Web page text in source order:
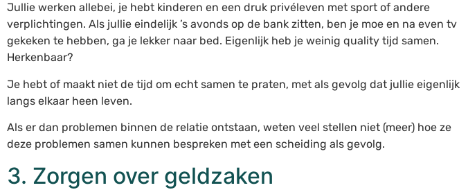
Jullie werken allebei, je hebt kinderen en een druk privéleven met sport of andere
verplichtingen. Als jullie eindelijk ’s avonds op de bank zitten, ben je moe en na even tv
gekeken te hebben, ga je lekker naar bed. Eigenlijk heb je weinig quality tijd samen.
Herkenbaar?
Je hebt of maakt niet de tijd om echt samen te praten, met als gevolg dat jullie eigenlijk
langs elkaar heen leven.
Als er dan problemen binnen de relatie ontstaan, weten veel stellen niet (meer) hoe ze
deze problemen samen kunnen bespreken met een scheiding als gevolg.
3. Zorgen over geldzaken